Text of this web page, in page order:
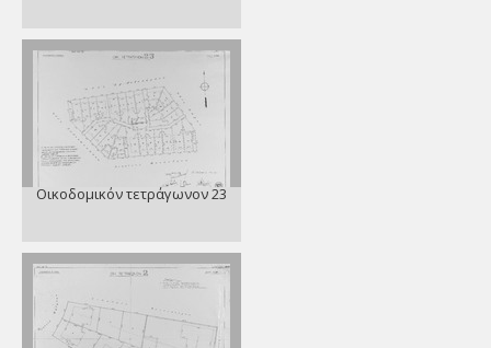
Οικοδομικόν τετράγωνον 23